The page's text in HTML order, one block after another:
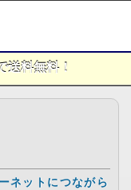
ネットにつながら